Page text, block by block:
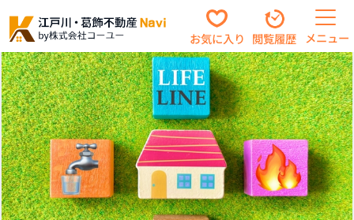
お気に入り 閲覧履歴 メニュー